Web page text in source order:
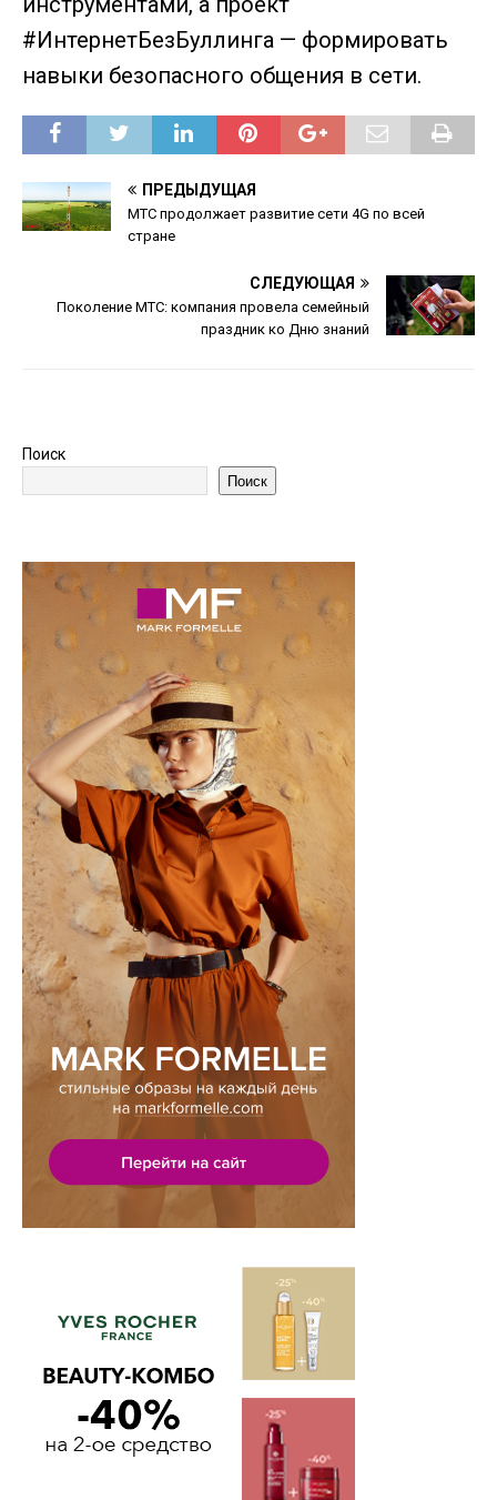
#ИнтернетБезБуллинга — формировать
навыки безопасного общения в сети.
ПРЕДЫДУЩАЯ
МТС продолжает развитие сети 4G по всей
стране
СЛЕДУЮЩАЯ
Поколение МТС: компания провела семейный
праздник ко Дню знаний
Поиск
Поиск